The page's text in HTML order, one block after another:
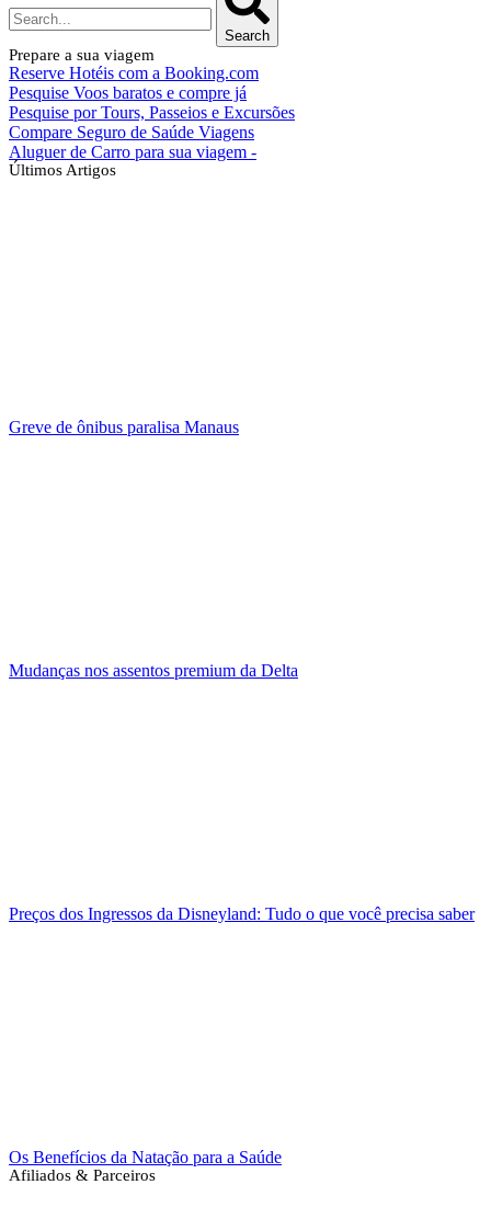
Search
Prepare a sua viagem
Reserve Hotéis com a Booking.com
Pesquise Voos baratos e compre já
Pesquise por Tours, Passeios e Excursões
Compare Seguro de Saúde Viagens
Aluguer de Carro para sua viagem -
Últimos Artigos
Greve de ônibus paralisa Manaus
Mudanças nos assentos premium da Delta
Preços dos Ingressos da Disneyland: Tudo o que você precisa saber
Os Benefícios da Natação para a Saúde
Afiliados & Parceiros